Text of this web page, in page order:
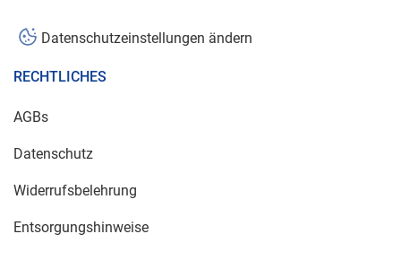
Datenschutzeinstellungen ändern
RECHTLICHES
AGBs
Datenschutz
Widerrufsbelehrung
Entsorgungshinweise